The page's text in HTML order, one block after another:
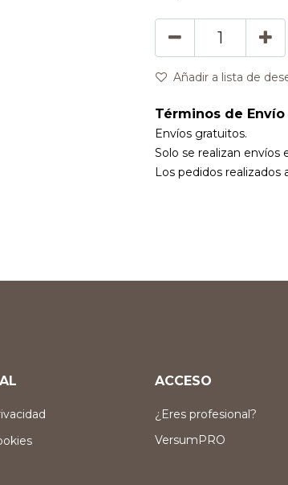
Añadir a lista de
Términos de Envío
Envíos gratuitos.
Solo se realizan envíos
Los pedidos realizados
ACCESO
¿Eres profesional?
VersumPRO